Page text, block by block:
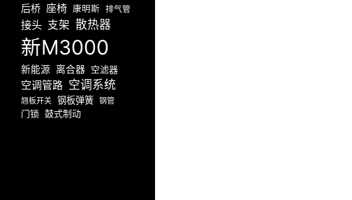
后桥 座椅 康明斯 排气管
接头 支架 散热器
新M3000
新能源 离合器 空滤器
空调管路 空调系统
翘板开关 钢板弹簧 钢管
门锁 鼓式制动